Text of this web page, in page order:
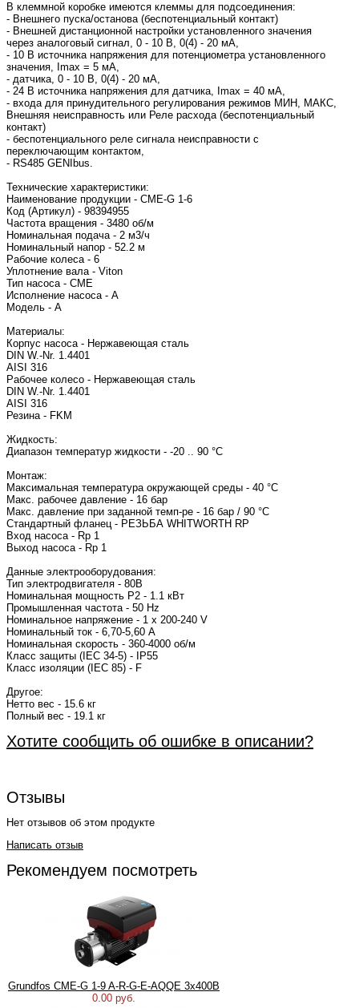
В клеммной коробке имеются клеммы для подсоединения:
- Внешнего пуска/останова (беспотенциальный контакт)
- Внешней дистанционной настройки установленного значения
через аналоговый сигнал, 0 - 10 В, 0(4) - 20 мА,
- 10 В источника напряжения для потенциометра установленного
значения, Imax = 5 мА,
- датчика, 0 - 10 В, 0(4) - 20 мА,
- 24 В источника напряжения для датчика, Imax = 40 мА,
- входа для принудительного регулирования режимов МИН, МАКС,
Внешняя неисправность или Реле расхода (беспотенциальный
контакт)
- беспотенциального реле сигнала неисправности с
переключающим контактом,
- RS485 GENIbus.
Технические характеристики:
Наименование продукции - CME-G 1-6
Код (Артикул) - 98394955
Частота вращения - 3480 об/м
Номинальная подача - 2 м3/ч
Номинальный напор - 52.2 м
Рабочие колеса - 6
Уплотнение вала - Viton
Тип насоса - CME
Исполнение насоса - A
Модель - A
Материалы:
Корпус насоса - Нержавеющая сталь
DIN W.-Nr. 1.4401
AISI 316
Рабочее колесо - Нержавеющая сталь
DIN W.-Nr. 1.4401
AISI 316
Резина - FKM
Жидкость:
Диапазон температур жидкости - -20 .. 90 °C
Монтаж:
Максимальная температура окружающей среды - 40 °C
Макс. рабочее давление - 16 бар
Макс. давление при заданной темп-ре - 16 бар / 90 °C
Стандартный фланец - РЕЗЬБА WHITWORTH RP
Вход насоса - Rp 1
Выход насоса - Rp 1
Данные электрооборудования:
Тип электродвигателя - 80B
Номинальная мощность P2 - 1.1 кВт
Промышленная частота - 50 Hz
Номинальное напряжение - 1 x 200-240 V
Номинальный ток - 6,70-5,60 A
Номинальная скорость - 360-4000 об/м
Класс защиты (IEC 34-5) - IP55
Класс изоляции (IEC 85) - F
Другое:
Нетто вес - 15.6 кг
Полный вес - 19.1 кг
Хотите сообщить об ошибке в описании?
Отзывы
Нет отзывов об этом продукте
Написать отзыв
Рекомендуем посмотреть
Grundfos CME-G 1-9 A-R-G-E-AQQE 3х400В
0.00 руб.